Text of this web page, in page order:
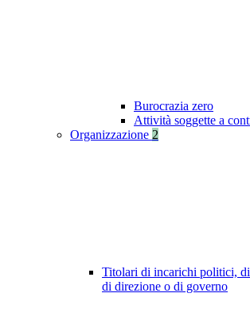
Burocrazia zero
Attività soggette a
Organizzazione 2
Titolari di incarichi politici,
di direzione o di governo